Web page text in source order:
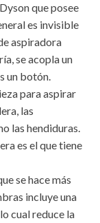
que posee
es invisible
aspiradora
se acopla un
un botón.
para aspirar
las
las hendiduras.
es el que tiene
se hace más
incluye una
cual reduce la